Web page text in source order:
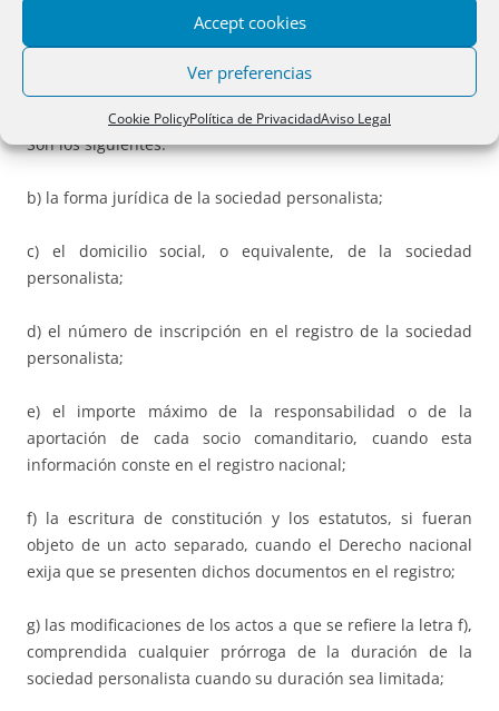
Accept cookies
Ver preferencias
Cookie PolicyPolítica de PrivacidadAviso Legal
Artículo 14 bis relativo a los
documentos e información
que deben publicar las sociedades personalistas
Son los siguientes:
b) la forma jurídica de la sociedad personalista;
c) el domicilio social, o equivalente, de la sociedad
personalista;
d) el número de inscripción en el registro de la sociedad
personalista;
e) el importe máximo de la responsabilidad o de la
aportación de cada socio comanditario, cuando esta
información conste en el registro nacional;
f) la escritura de constitución y los estatutos, si fueran
objeto de un acto separado, cuando el Derecho nacional
exija que se presenten dichos documentos en el registro;
g) las modificaciones de los actos a que se refiere la letra f),
comprendida cualquier prórroga de la duración de la
sociedad personalista cuando su duración sea limitada;